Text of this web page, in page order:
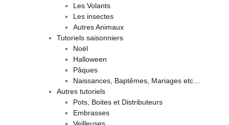
Les Volants
Les insectes
Autres Animaux
Tutoriels saisonniers
Noël
Halloween
Pâques
Naissances, Baptêmes, Mariages etc…
Autres tutoriels
Pots, Boites et Distributeurs
Embrasses